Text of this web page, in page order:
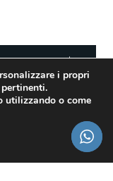
i propri
utilizzando o come